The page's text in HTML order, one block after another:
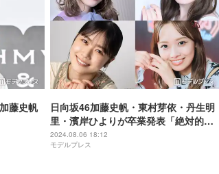
藤史帆
日向坂46加藤史帆・東村芽依・丹生明
里・濱岸ひよりが卒業発表「絶対的第
六感」がラストシングル
2024.08.06 18:12
モデルプレス